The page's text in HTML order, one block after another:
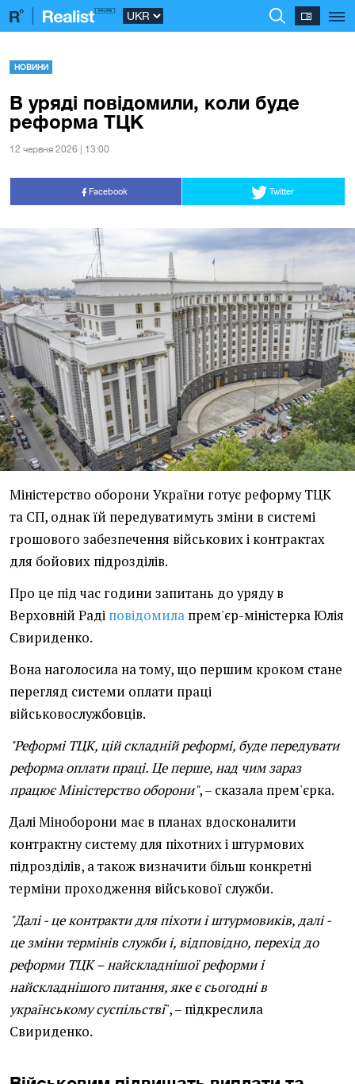
НОВИНИ
В уряді повідомили, коли буде
реформа ТЦК
12 червня 2026 | 13:00
Facebook Twitter
Міністерство оборони України готує реформу ТЦК
та СП, однак їй передуватимуть зміни в системі
грошового забезпечення військових і контрактах
для бойових підрозділів.
Про це під час години запитань до уряду в
Верховній Раді повідомила прем'єр-міністерка Юлія
Свириденко.
Вона наголосила на тому, що першим кроком стане
перегляд системи оплати праці
військовослужбовців.
"Реформі ТЦК, цій складній реформі, буде передувати
реформа оплати праці. Це перше, над чим зараз
працює Міністерство оборони", – сказала прем'єрка.
Далі Міноборони має в планах вдосконалити
контрактну систему для піхотних і штурмових
підрозділів, а також визначити більш конкретні
терміни проходження військової служби.
"Далі - це контракти для піхоти і штурмовиків, далі -
це зміни термінів служби і, відповідно, перехід до
реформи ТЦК – найскладнішої реформи і
найскладнішого питання, яке є сьогодні в
українському суспільстві", – підкреслила
Свириденко.